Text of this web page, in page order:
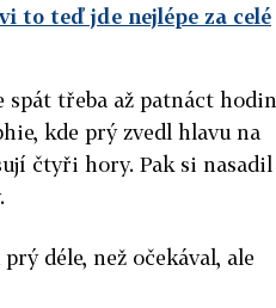
to teď jde nejlépe za celé
spát třeba až patnáct hodin
kde prý zvedl hlavu na
čtyři hory. Pak si nasadil
déle, než očekával, ale